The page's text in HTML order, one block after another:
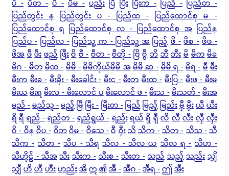
ပိ - ပိတ - ပီ - ပီမ - ပည်း ပြီ ပြီး ပြီးက - ပြည် - ပြည်တ -
ပြည်တွင်း န ပြည်တွင်း ပ -ပြည်ထ - ပြည်ထောင်စု မ -
ပြည်ထောင်စု ရ ပြည်ထောင်စု လ - ပြည်ထောင်စု အ ပြည်န
ပြည်ပ - ပြည်လ - ပြည်သူ့ က - ပြည်သူ့ အ ပြည့် ဖိ - ဖိစ - ဖိဖ -
ဖိအဖီဖီးဖည် ဖြီးဗိဗီ -ဗီတ -ဗီတို - ဗြိဗွီဘိဘီဘီးမိမိကမိခ
မိဂ - မိတမိထ -မိမိ -မိမိကိုယ်မိမိ အမိမိ ဆ -မိမိ ရ -မိရ -မီမီး
မီးကမီးခ -မီးခိုး -မီးခေါင်း -မီးင -မီးတမီးထ -မီးပြ -မီးဖ - မီးမ
မီးယမီးရမီးလ - မီးလောင် ပမီးလောင် ဖ -မီးသ -မီးသတ် -မီးအ
မည် -မည်သူ -မည့်မြီမြီး -မြီးတ -မြည်မြည့်မြည်းမှီမှီးယီယီး
ရိ ရီရည် -ရည်တ -ရည်ရွယ် -ရည်းရယ်ရှိရှီ လိလီလီးလှီလှီး
ဝိ - ဝိနဝိပ -ဝိဘဝိမ -ဝိသေ -ဝီဝှီးသိသိက -သိတ -သိသ -သီ
သီက - သီတ - သီပ - သီရ သီလ - သီလ ယ သီလ ရ - သီဟ -
သီဟိုဠ် - သီအသီးသီးက -သီးစ -သီးတ -သည်သည့်သည်းသျှိ
သျှီ ဟိဟီဟီးဟည်းအိဣ၏အီ -အီဂ -အီရ -ဤ အီး